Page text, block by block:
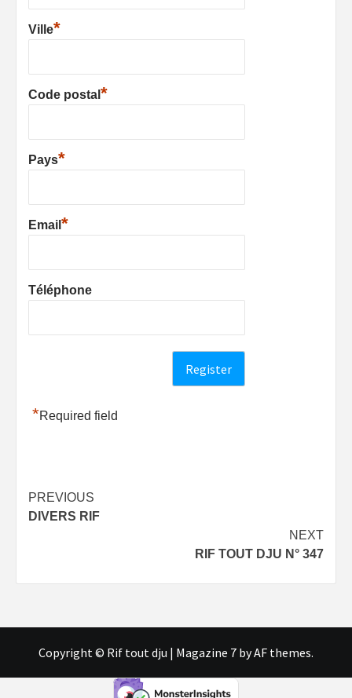
Ville*
Code postal *
Pays*
Email *
Téléphone
*Required field
Post
navigation
PREVIOUS
DIVERS RIF
NEXT
RIF TOUT DJU N° 347
Copyright © Rif tout dju | Magazine 7 by AF themes.